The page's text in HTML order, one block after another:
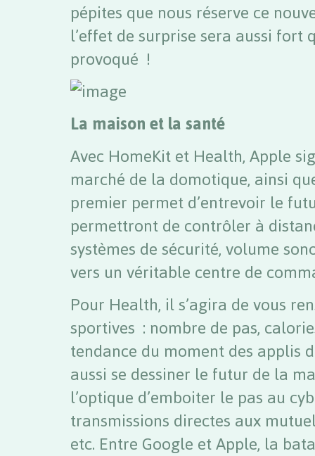
pépites que nous réserve ce
l’effet de surprise sera aussi fort
provoqué !
La maison et la santé
Avec HomeKit et Health, Apple
marché de la domotique, ainsi
premier permet d’entrevoir le
permettront de contrôler à
systèmes de sécurité, volume
vers un véritable centre de
Pour Health, il s’agira de vous
sportives : nombre de pas,
tendance du moment des applis
aussi se dessiner le futur de la
l’optique d’emboiter le pas au
transmissions directes aux
etc. Entre Google et Apple, la